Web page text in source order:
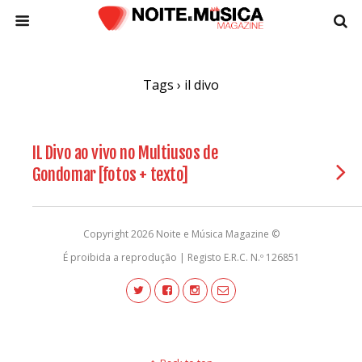
Tags › il divo
IL Divo ao vivo no Multiusos de
Gondomar [fotos + texto]
Copyright 2026 Noite e Música Magazine ©
É proibida a reprodução | Registo E.R.C. N.º 126851